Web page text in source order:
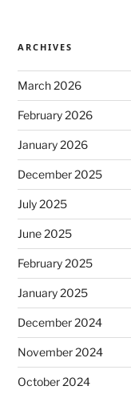
ARCHIVES
March 2026
February 2026
January 2026
December 2025
July 2025
June 2025
February 2025
January 2025
December 2024
November 2024
October 2024